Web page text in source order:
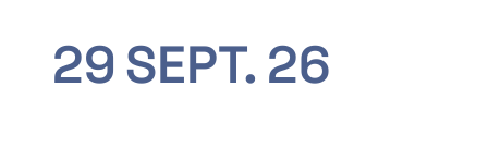
29SEPT. 26